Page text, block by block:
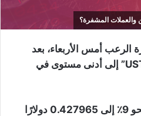
أمس الأربعاء، بعد
انخفاض العملة المستقرة “UST” إلى أدنى مستوى في
وانخفض سعر “USD تيرا” بنحو 9٪ إلى 0.427965 دولارًا